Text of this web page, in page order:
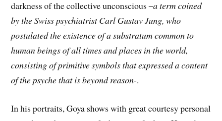
darkness of the collective unconscious –a term coined
by the Swiss psychiatrist Carl Gustav Jung, who
postulated the existence of a substratum common to
human beings of all times and places in the world,
consisting of primitive symbols that expressed a content
of the psyche that is beyond reason-.
In his portraits, Goya shows with great courtesy personal